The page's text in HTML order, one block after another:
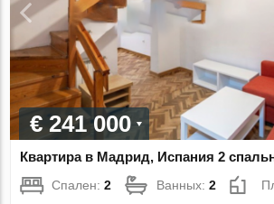
€ 241 000
Квартира в Мадрид, Испания 2
Спален:2 Ванных:2